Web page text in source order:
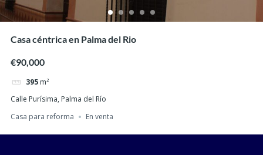
Casa céntrica en Palma del Rio
€90,000
395 m²
Calle Purísima, Palma del Río
Casa para reforma
En venta